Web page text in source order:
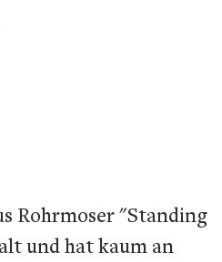
Rohrmoser "Standing
und hat kaum an